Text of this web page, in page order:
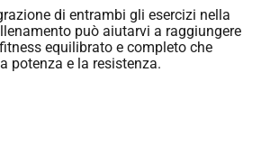
di entrambi gli esercizi nella
può aiutarvi a raggiungere
equilibrato e completo che
potenza e la resistenza.